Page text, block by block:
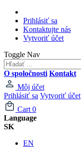
Prihlásiť sa
Kontaktujte nás
Vytvoriť účet
Toggle Nav
O spoločnosti Kontakt
Môj účet
Prihlásiť sa Vytvoriť účet
Cart 0
Language
SK
EN